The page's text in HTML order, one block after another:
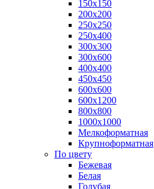
150х150
200х200
250х250
250х400
300х300
300х600
400х400
450х450
600х600
600х1200
800х800
1000х1000
Мелкоформатная
Крупноформатная
По цвету
Бежевая
Белая
Голубая